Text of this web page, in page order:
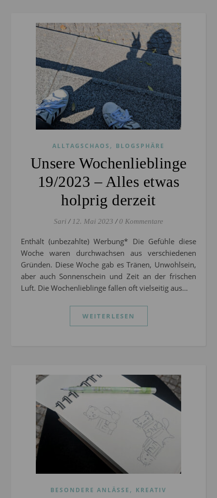
ALLTAGSCHAOS , BLOGSPHÄRE
Unsere Wochenlieblinge
19/2023 – Alles etwas
holprig derzeit
Sari / 12. Mai 2023 / 0 Kommentare
Enthält (unbezahlte) Werbung* Die Gefühle diese
Woche waren durchwachsen aus verschiedenen
Gründen. Diese Woche gab es Tränen, Unwohlsein,
aber auch Sonnenschein und Zeit an der frischen
Luft. Die Wochenlieblinge fallen oft vielseitig aus…
WEITERLESEN
BESONDERE ANLÄSSE , KREATIV